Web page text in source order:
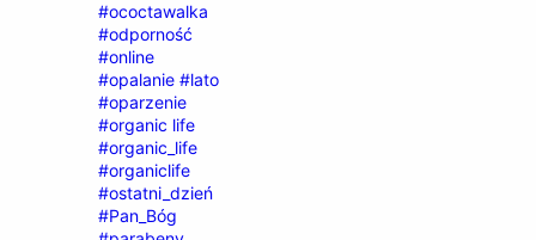
#ococtawalka
#odporność
#online
#opalanie #lato
#oparzenie
#organic life
#organic_life
#organiclife
#ostatni_dzień
#Pan_Bóg